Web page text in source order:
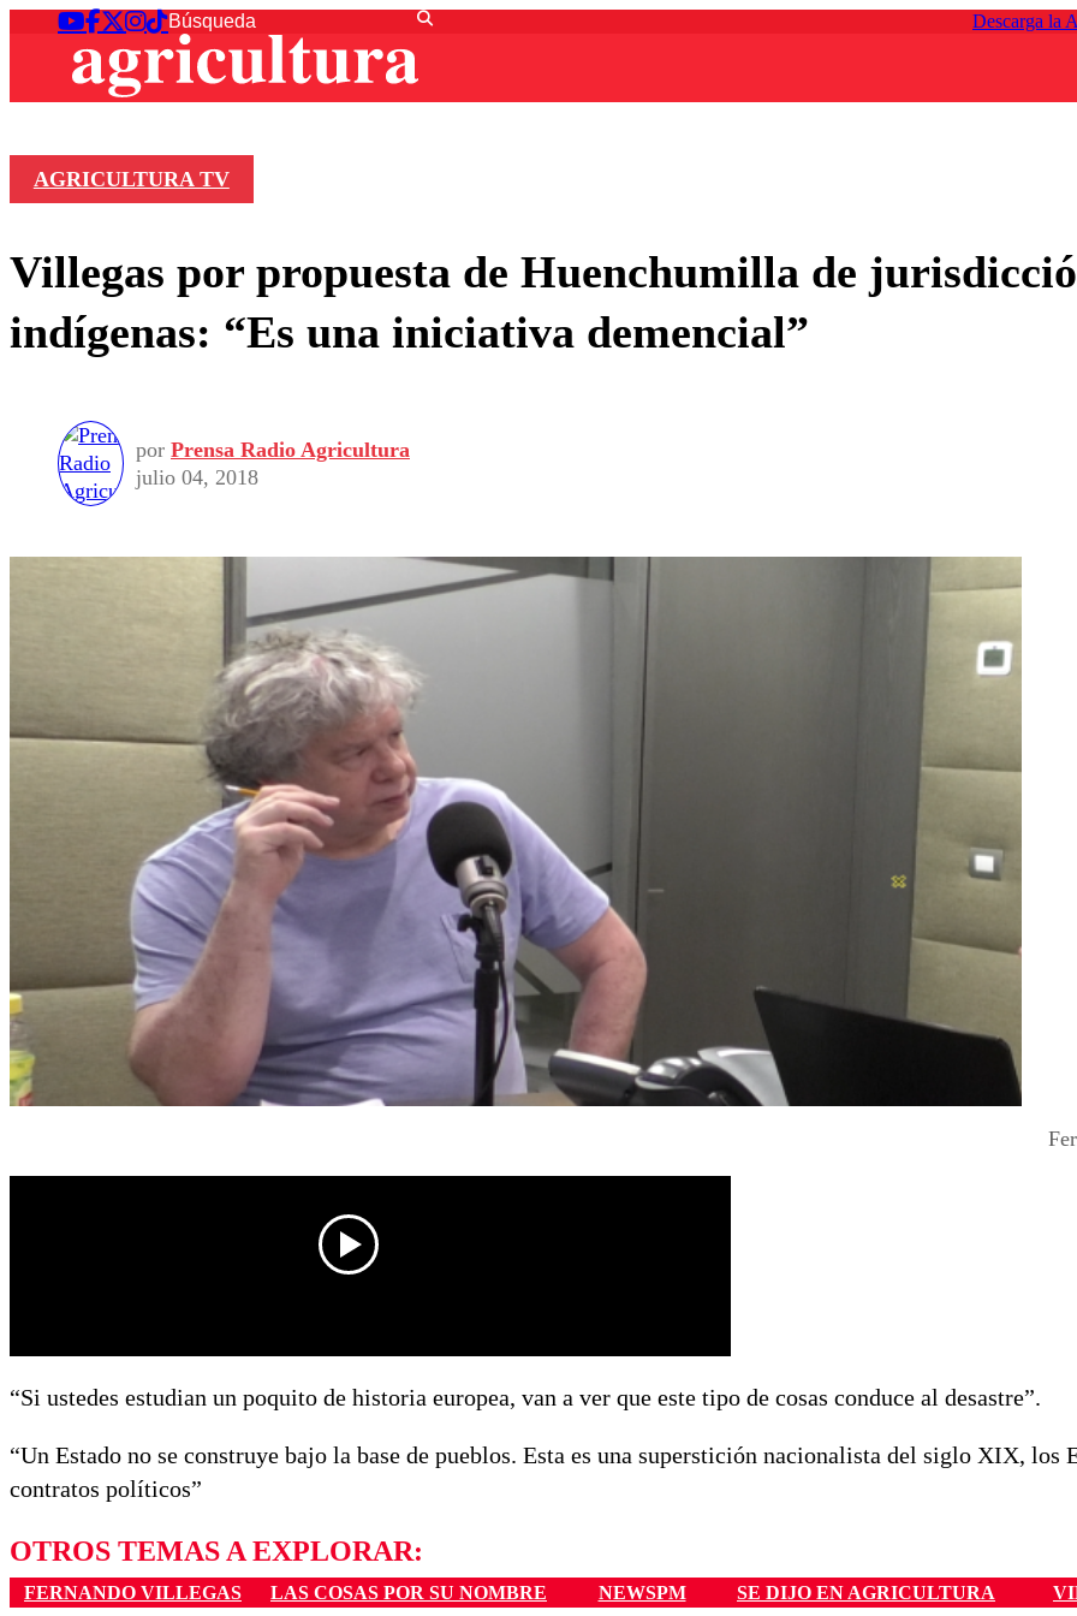
Descarga la
AGRICULTURA TV
Villegas por propuesta de Huenchumilla de
indígenas: “Es una iniciativa demencial”
por Prensa Radio Agricultura
julio 04, 2018
“Si ustedes estudian un poquito de historia europea, van a ver que este tipo de cosas conduce al desastre”.
“Un Estado no se construye bajo la base de pueblos. Esta es una superstición nacionalista del siglo XIX, los
contratos políticos”
OTROS TEMAS A EXPLORAR:
FERNANDO VILLEGAS LAS COSAS POR SU NOMBRE NEWSPM SE DIJO EN AGRICULTURA